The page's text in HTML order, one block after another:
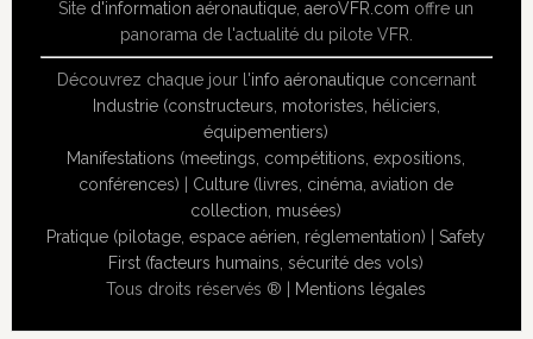
Site d'information aéronautique,aeroVFR.com offre un
panorama de l'actualité du pilote VFR.
Découvrez chaque jour l'info aéronautiqueconcernant
Industrie (constructeurs, motoristes, héliciers,
équipementiers)
Manifestations (meetings, compétitions, expositions,
conférences)
Culture (livres, cinéma, aviation de
collection, musées)
Pratique (pilotage, espace aérien, réglementation) |Safety
First (facteurs humains, sécurité des vols)
Tous droits réservés ® | Mentions légales